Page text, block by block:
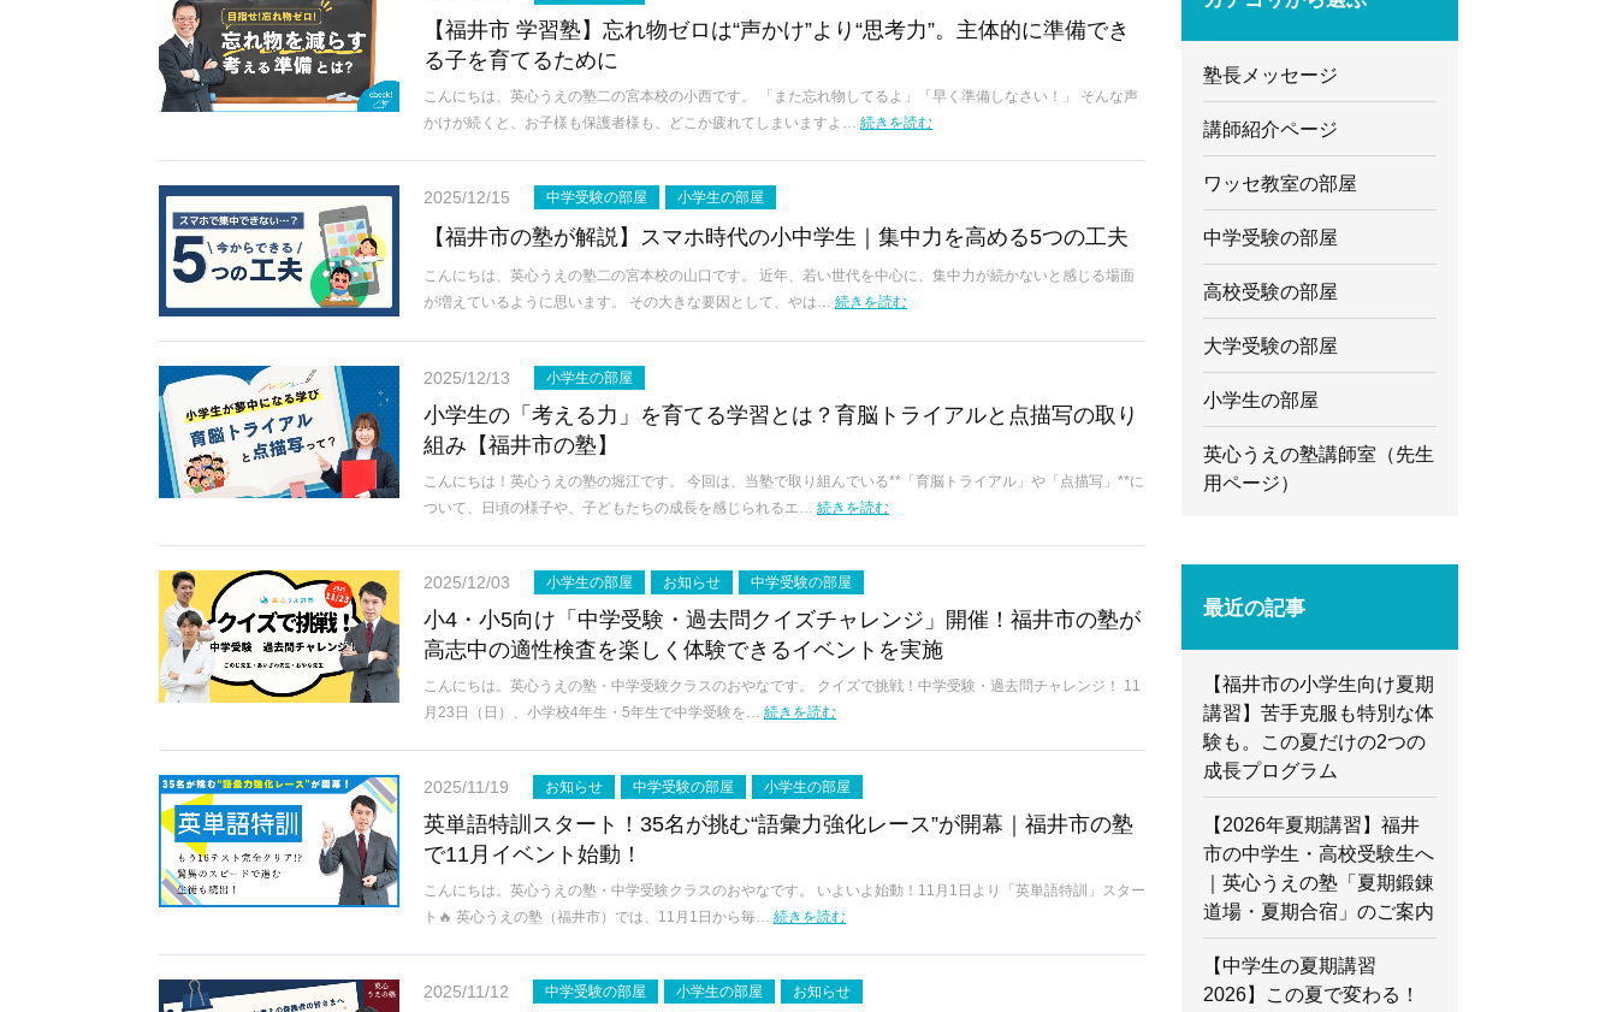
【福井市 学習塾】忘れ物ゼロは“声かけ”より“思考力”。主体的に準備でき
る子を育てるために
こんにちは、英心うえの塾二の宮本校の小西です。 「また忘れ物してるよ」「早く準備しなさい！」 そんな声
かけが続くと、お子様も保護者様も、どこか疲れてしまいますよ… 続きを読む
2025/12/15 中学受験の部屋 小学生の部屋
【福井市の塾が解説】スマホ時代の小中学生｜集中力を高める5つの工夫
こんにちは、英心うえの塾二の宮本校の山口です。 近年、若い世代を中心に、集中力が続かないと感じる場面
が増えているように思います。 その大きな要因として、やは… 続きを読む
2025/12/13 小学生の部屋
小学生の「考える力」を育てる学習とは？育脳トライアルと点描写の取り
組み【福井市の塾】
こんにちは！英心うえの塾の堀江です。 今回は、当塾で取り組んでいる**「育脳トライアル」や「点描写」**に
ついて、日頃の様子や、子どもたちの成長を感じられるエ… 続きを読む
2025/12/03 小学生の部屋 お知らせ 中学受験の部屋
小4・小5向け「中学受験・過去問クイズチャレンジ」開催！福井市の塾が
高志中の適性検査を楽しく体験できるイベントを実施
こんにちは。英心うえの塾・中学受験クラスのおやなです。 クイズで挑戦！中学受験・過去問チャレンジ！ 11
月23日（日）、小学校4年生・5年生で中学受験を… 続きを読む
2025/11/19 お知らせ 中学受験の部屋 小学生の部屋
英単語特訓スタート！35名が挑む“語彙力強化レース”が開幕｜福井市の塾
で11月イベント始動！
こんにちは。英心うえの塾・中学受験クラスのおやなです。 いよいよ始動！11月1日より「英単語特訓」スター
ト🔥 英心うえの塾（福井市）では、11月1日から毎… 続きを読む
2025/11/12 中学受験の部屋 小学生の部屋 お知らせ
塾長メッセージ
講師紹介ページ
ワッセ教室の部屋
中学受験の部屋
高校受験の部屋
大学受験の部屋
小学生の部屋
英心うえの塾講師室（先生
用ページ）
最近の記事
【福井市の小学生向け夏期
講習】苦手克服も特別な体
験も。この夏だけの2つの
成長プログラム
【2026年夏期講習】福井
市の中学生・高校受験生へ
｜英心うえの塾「夏期鍛錬
道場・夏期合宿」のご案内
【中学生の夏期講習
2026】この夏で変わる！